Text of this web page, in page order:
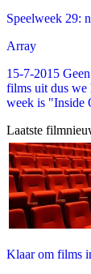
Speelweek 29:
Array
15-7-2015
films uit dus we
week is "Inside
Laatste
Klaar om films